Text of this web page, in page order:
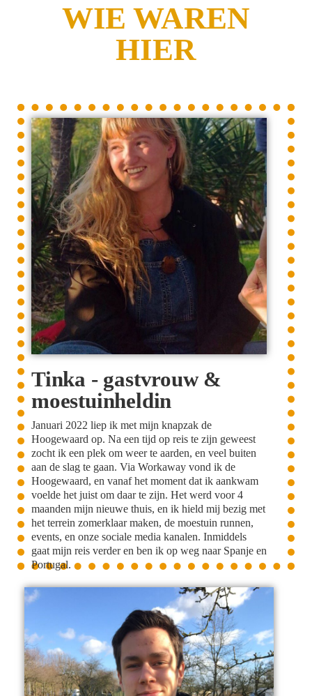
WIE WAREN
HIER
Tinka - gastvrouw &
moestuinheldin
Januari 2022 liep ik met mijn knapzak de
Hoogewaard op. Na een tijd op reis te zijn geweest
zocht ik een plek om weer te aarden, en veel buiten
aan de slag te gaan. Via Workaway vond ik de
Hoogewaard, en vanaf het moment dat ik aankwam
voelde het juist om daar te zijn. Het werd voor 4
maanden mijn nieuwe thuis, en ik hield mij bezig met
het terrein zomerklaar maken, de moestuin runnen,
events, en onze sociale media kanalen. Inmiddels
gaat mijn reis verder en ben ik op weg naar Spanje en
Portugal.